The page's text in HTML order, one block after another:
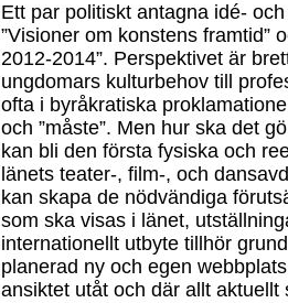
Ett par politiskt antagna idé-
”Visioner om konstens framtid”
2012-2014”. Perspektivet är
ungdomars kulturbehov till
ofta i byråkratiska
och ”måste”. Men hur ska det
kan bli den första fysiska och
länets teater-, film-, och
kan skapa de nödvändiga
som ska visas i länet,
internationellt utbyte tillhör
planerad ny och egen
ansiktet utåt och där allt aktuellt